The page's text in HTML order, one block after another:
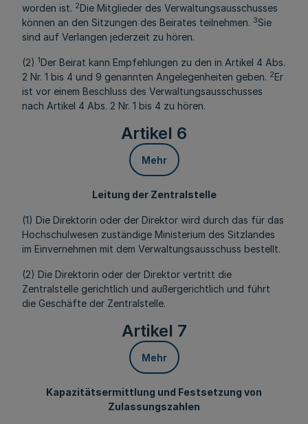
worden ist. 2Die Mitglieder des Verwaltungsausschusses
können an den Sitzungen des Beirates teilnehmen. 3Sie
sind auf Verlangen jederzeit zu hören.
(2) 1Der Beirat kann Empfehlungen zu den in Artikel 4 Abs.
2 Nr. 1 bis 4 und 9 genannten Angelegenheiten geben. 2Er
ist vor einem Beschluss des Verwaltungsausschusses
nach Artikel 4 Abs. 2 Nr. 1 bis 4 zu hören.
Artikel 6
Mehr
Leitung der Zentralstelle
(1) Die Direktorin oder der Direktor wird durch das für das
Hochschulwesen zuständige Ministerium des Sitzlandes
im Einvernehmen mit dem Verwaltungsausschuss bestellt.
(2) Die Direktorin oder der Direktor vertritt die
Zentralstelle gerichtlich und außergerichtlich und führt
die Geschäfte der Zentralstelle.
Artikel 7
Mehr
Kapazitätsermittlung und Festsetzung von
Zulassungszahlen